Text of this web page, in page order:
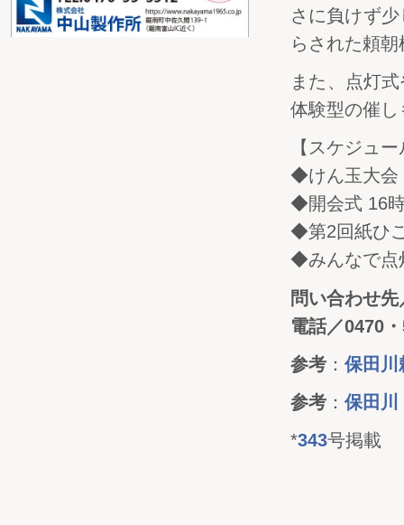
さに負けず
らされた頼
また、点灯
体験型の催
【スケジュ
◆けん玉大会
◆開会式 16
◆第2回紙ひ
◆みんなで点
問い合わせ先
電話／0470
参考 ： 保田川
参考 ： 保田川
*343号掲載